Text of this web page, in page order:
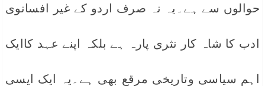
حوالوں سے ہے۔یہ نہ صرف اردو کے غیر افسانوی
ادب کا شاہ کار نثری پارہ ہے بلکہ اپنے عہد کاایک
اہم سیاسی وتاریخی مرقع بھی ہے۔یہ ایک ایسی